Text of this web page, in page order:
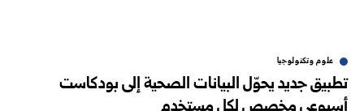
علوم وتكنولوجيا
تطبيق جديد يحوّل البيانات الصحية إلى بودكاست